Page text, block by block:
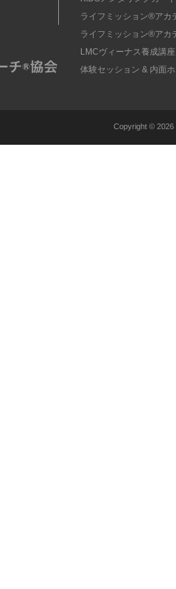
ライフミッション®︎アカ
ライフミッション®︎アカ
LMCヴィーナス養成講座
体験セッション & 内面
Copyright © 2026